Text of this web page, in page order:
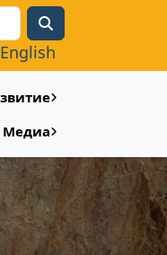
Search
English
Медиа